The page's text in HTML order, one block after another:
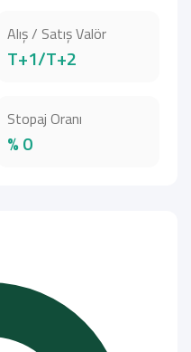
Alış / Satış Valör
T+1/T+2
Stopaj Oranı
% 0